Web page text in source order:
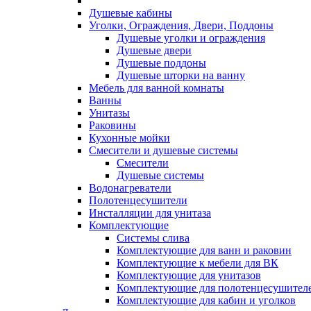
Душевые кабины
Уголки, Ограждения, Двери, Поддоны
Душевые уголки и ограждения
Душевые двери
Душевые поддоны
Душевые шторки на ванну
Мебель для ванной комнаты
Ванны
Унитазы
Раковины
Кухонные мойки
Смесители и душевые системы
Смесители
Душевые системы
Водонагреватели
Полотенцесушители
Инсталляции для унитаза
Комплектующие
Системы слива
Комплектующие для ванн и раковин
Комплектующие к мебели для ВК
Комплектующие для унитазов
Комплектующие для
Комплектующие для кабин и уголков